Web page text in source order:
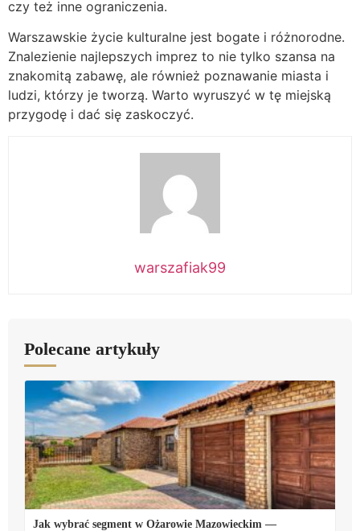
czy też inne ograniczenia.
Warszawskie życie kulturalne jest bogate i różnorodne.
Znalezienie najlepszych imprez to nie tylko szansa na
znakomitą zabawę, ale również poznawanie miasta i
ludzi, którzy je tworzą. Warto wyruszyć w tę miejską
przygodę i dać się zaskoczyć.
warszafiak99
Polecane artykuły
Jak wybrać segment w Ożarowie Mazowieckim —